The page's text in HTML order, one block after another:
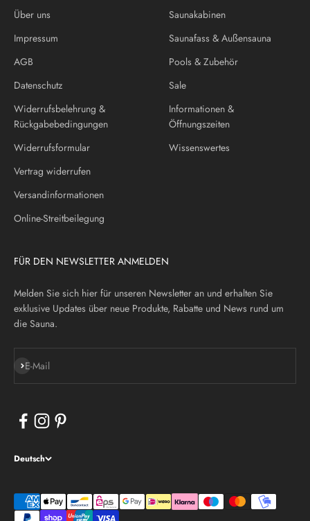
Über uns
Impressum
AGB
Datenschutz
Widerrufsbelehrung &
Rückgabebedingungen
Widerrufsformular
Vertrag widerrufen
Versandinformationen
Online-Streitbeilegung
Saunakabinen
Saunafass & Außensauna
Pools & Zubehör
Sale
Informationen &
Öffnungszeiten
Wissenswertes
FÜR DEN NEWSLETTER ANMELDEN
Melden Sie sich hier für unseren Newsletter an und erhalten Sie
exklusive Updates über neue Produkte, Rabatte und News rund um
die Sauna.
E-Mail
Abonnieren
Deutsch